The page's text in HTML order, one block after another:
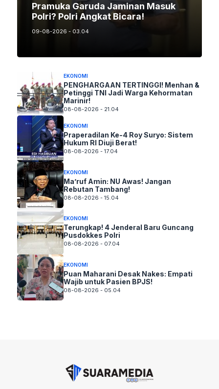
Pramuka Garuda Jaminan Masuk
Polri? Polri Angkat Bicara!
09-08-2026 - 03.04
EKONOMI
PENGHARGAAN TERTINGGI! Menhan &
Petinggi TNI Jadi Warga Kehormatan
Marinir!
08-08-2026 - 21.04
EKONOMI
Praperadilan Ke-4 Roy Suryo: Sistem
Hukum RI Diuji Berat!
08-08-2026 - 17.04
EKONOMI
Ma’ruf Amin: NU Awas! Jangan
Rebutan Tambang!
08-08-2026 - 15.04
EKONOMI
Terungkap! 4 Jenderal Baru Guncang
Pusdokkes Polri
08-08-2026 - 07.04
EKONOMI
Puan Maharani Desak Nakes: Empati
Wajib untuk Pasien BPJS!
08-08-2026 - 05.04